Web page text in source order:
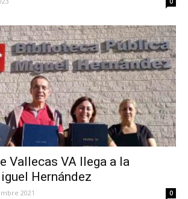
Vallecas VA llega a la
Hernández
2021 0